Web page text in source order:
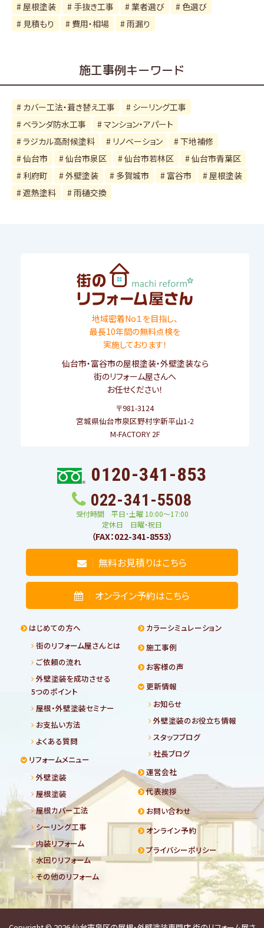
屋根塗装
手抜き工事 業者選び
色選び
見積もり
費用・相場 雨漏り
施工事例キーワード
カバー工法・葺き替え工事
シーリング工事
ベランダ防水工事
マンション・アパート
ラジカル高耐候塗料
リノベーション
下地補修
仙台市
仙台市泉区 仙台市若林区
仙台市青葉区
利府町
外壁塗装 多賀城市 富谷市
屋根塗装
遮熱塗料
雨樋交換
地域密着No１を目指し、
最長10年間の無料点検を
実施しております！
仙台市・富谷市の屋根塗装・外壁塗装なら
街のリフォーム屋さんへ
お任せください！
〒981-3124
宮城県仙台市泉区野村字新平山1-2
M-FACTORY 2F
0120-341-853
022-341-5508
受付時間 平日･土曜 10:00〜17:00
定休日 日曜・祝日
（FAX：022-341-8553）
無料お見積りはこちら
オンライン予約はこちら
はじめての方へ
街のリフォーム屋さんとは
ご依頼の流れ
外壁塗装を成功させる
5つのポイント
屋根・外壁塗装セミナー
お支払い方法
よくある質問
リフォームメニュー
外壁塗装
屋根塗装
屋根カバー工法
シーリング工事
内装リフォーム
水回りリフォーム
その他のリフォーム
カラーシミュレーション
施工事例
お客様の声
更新情報
お知らせ
外壁塗装のお役立ち情報
スタッフブログ
社長ブログ
運営会社
代表挨拶
お問い合わせ
オンライン予約
プライバシーポリシー